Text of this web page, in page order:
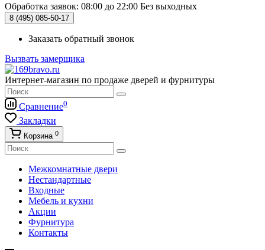
Обработка заявок: 08:00 до 22:00 Без выходных
8 (495) 085-50-17
Заказать обратный звонок
Вызвать замерщика
Интернет-магазин по продаже дверей и фурнитуры
Сравнение0
Закладки
Корзина 0
Межкомнатные двери
Нестандартные
Входные
Мебель и кухни
Акции
Фурнитура
Контакты